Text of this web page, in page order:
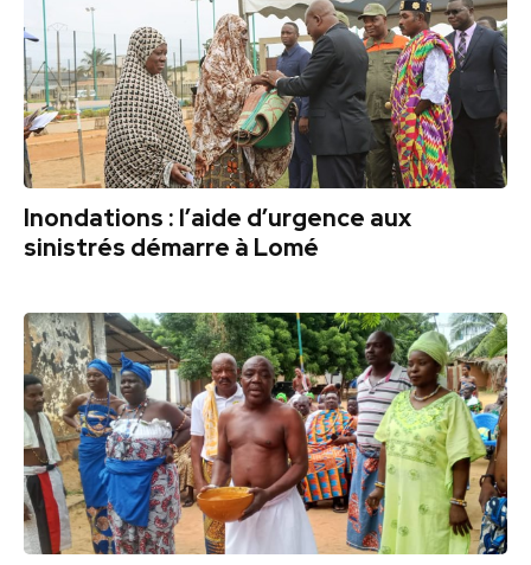
Inondations : l’aide d’urgence aux
sinistrés démarre à Lomé